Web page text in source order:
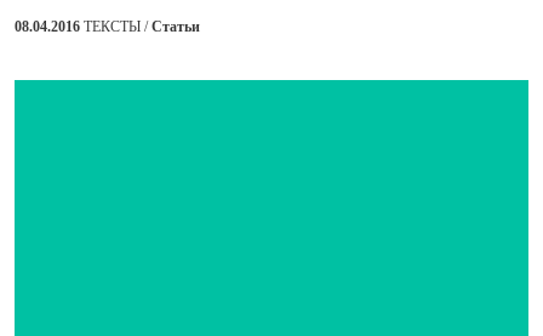
08.04.2016 ТЕКСТЫ /Статьи